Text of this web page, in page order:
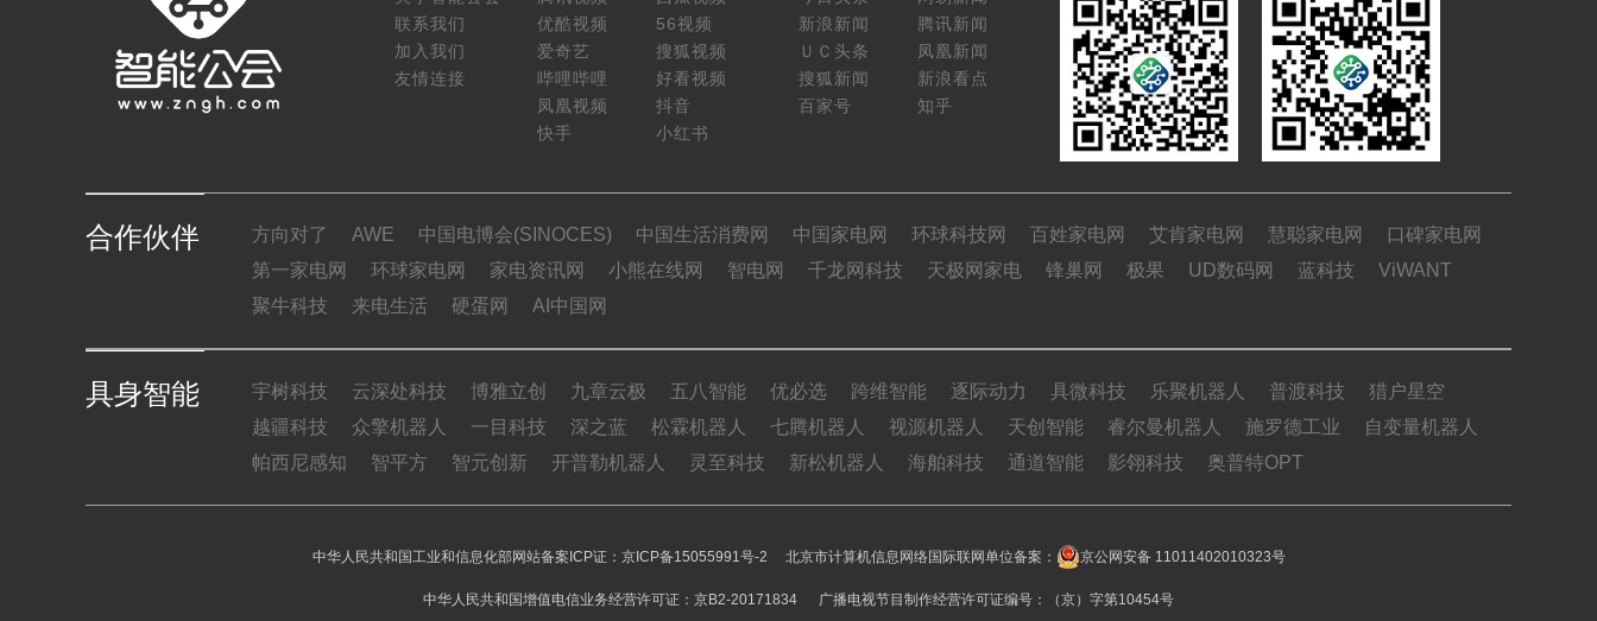
联系我们
加入我们
友情连接
优酷视频
56视频
爱奇艺
搜狐视频
哔哩哔哩
好看视频
凤凰视频
抖音
快手
小红书
新浪新闻
腾讯新闻
ＵＣ头条
凤凰新闻
搜狐新闻
新浪看点
百家号
知乎
合作伙伴 方向对了 AWE 中国电博会(SINOCES) 中国生活消费网 中国家电网 环球科技网 百姓家电网 艾肯家电网 慧聪家电网
口碑家电网
第一家电网
环球家电网 家电资讯网 小熊在线网 智电网 千龙网科技 天极网家电 锋巢网 极果 UD数码网 蓝科技
ViWANT
聚牛科技
来电生活 硬蛋网 AI中国网
具身智能 宇树科技 云深处科技 博雅立创 九章云极 五八智能 优必选 跨维智能 逐际动力 具微科技 乐聚机器人 普渡科技
猎户星空
越疆科技
众擎机器人 一目科技 深之蓝 松霖机器人 七腾机器人 视源机器人 天创智能 睿尔曼机器人 施罗德工业
自变量机器人
帕西尼感知
智平方 智元创新 开普勒机器人 灵至科技 新松机器人 海舶科技 通道智能 影翎科技 奥普特OPT
中华人民共和国工业和信息化部网站备案ICP证： 京ICP备15055991号-2 北京市计算机信息网络国际联网单位备案： 京公网安备 11011402010323号
中华人民共和国增值电信业务经营许可证：京B2-20171834 广播电视节目制作经营许可证编号：（京）字第10454号